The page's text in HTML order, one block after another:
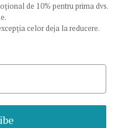
de 10% pentru prima dvs.
celor deja la reducere.